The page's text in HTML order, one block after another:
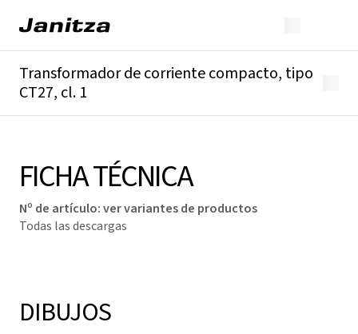
Transformador de corriente compacto, tipo
CT27, cl. 1
FICHA TÉCNICA
Nº de artículo:ver variantes de productos
Todas las descargas
DIBUJOS